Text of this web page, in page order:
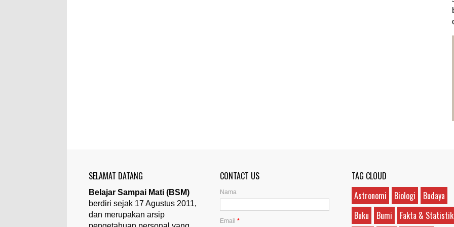
SELAMAT DATANG
Belajar Sampai Mati (BSM)
berdiri sejak 17 Agustus 2011,
dan merupakan arsip
CONTACT US
Nama
Email*
TAG CLOUD
Astronomi
Biologi
Budaya
Buku
Bumi Fakta & Statistik